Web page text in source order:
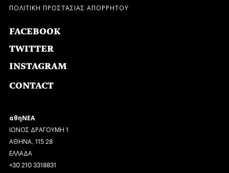
ΠΟΛΙΤΙΚΗ ΠΡΟΣΤΑΣΙΑΣ ΑΠΟΡΡΗΤΟΥ
FACEBOOK
TWITTER
INSTAGRAM
CONTACT
αθηΝΕΑ
ΙΩΝΟΣ ΔΡΑΓΟΥΜΗ 1
ΑΘΗΝΑ, 115 28
ΕΛΛΑΔΑ
+30 210 3318831